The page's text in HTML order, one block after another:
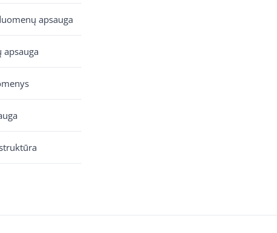
apsauga
apsauga